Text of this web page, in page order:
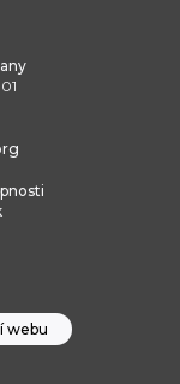
webu